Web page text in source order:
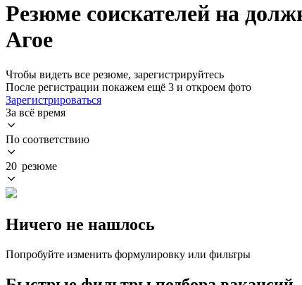
Резюме соискателей на
Агое
Чтобы видеть все резюме, зарегистрируйтесь
После регистрации покажем ещё 3 и откроем фото
Зарегистрироваться
За всё время
По соответствию
20 резюме
Ничего не нашлось
Попробуйте изменить формулировку или фильтры